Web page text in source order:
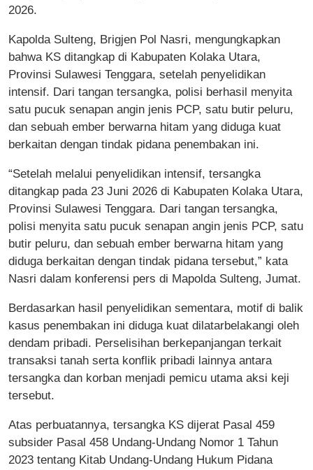
2026.
Kapolda Sulteng, Brigjen Pol Nasri, mengungkapkan
bahwa KS ditangkap di Kabupaten Kolaka Utara,
Provinsi Sulawesi Tenggara, setelah penyelidikan
intensif. Dari tangan tersangka, polisi berhasil menyita
satu pucuk senapan angin jenis PCP, satu butir peluru,
dan sebuah ember berwarna hitam yang diduga kuat
berkaitan dengan tindak pidana penembakan ini.
“Setelah melalui penyelidikan intensif, tersangka
ditangkap pada 23 Juni 2026 di Kabupaten Kolaka Utara,
Provinsi Sulawesi Tenggara. Dari tangan tersangka,
polisi menyita satu pucuk senapan angin jenis PCP, satu
butir peluru, dan sebuah ember berwarna hitam yang
diduga berkaitan dengan tindak pidana tersebut,” kata
Nasri dalam konferensi pers di Mapolda Sulteng, Jumat.
Berdasarkan hasil penyelidikan sementara, motif di balik
kasus penembakan ini diduga kuat dilatarbelakangi oleh
dendam pribadi. Perselisihan berkepanjangan terkait
transaksi tanah serta konflik pribadi lainnya antara
tersangka dan korban menjadi pemicu utama aksi keji
tersebut.
Atas perbuatannya, tersangka KS dijerat Pasal 459
subsider Pasal 458 Undang-Undang Nomor 1 Tahun
2023 tentang Kitab Undang-Undang Hukum Pidana